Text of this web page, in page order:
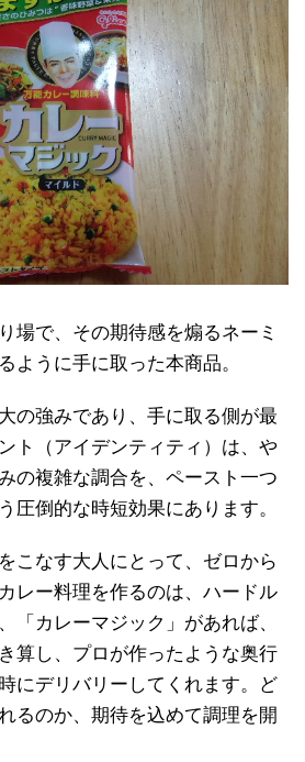
場で、その期待感を煽るネーミ
ように手に取った本商品。
の強みであり、手に取る側が最
ト（アイデンティティ）は、や
の複雑な調合を、ペースト一つ
圧倒的な時短効果にあります。
こなす大人にとって、ゼロから
レー料理を作るのは、ハードル
「カレーマジック」があれば、
算し、プロが作ったような奥行
にデリバリーしてくれます。ど
るのか、期待を込めて調理を開